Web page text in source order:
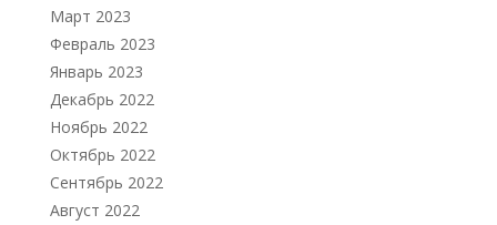
Март 2023
Февраль 2023
Январь 2023
Декабрь 2022
Ноябрь 2022
Октябрь 2022
Сентябрь 2022
Август 2022